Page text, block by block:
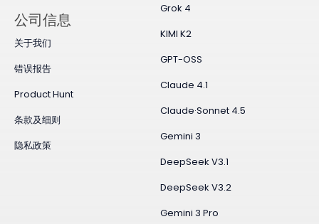
Grok 4
KIMI K2
GPT-OSS
Claude 4.1
Claude·Sonnet 4.5
Gemini 3
DeepSeek V3.1
DeepSeek V3.2
Gemini 3 Pro
公司信息
关于我们
错误报告
Product Hunt
条款及细则
隐私政策